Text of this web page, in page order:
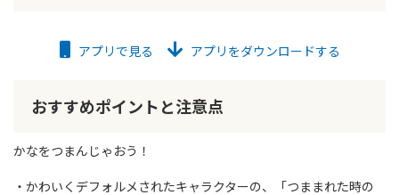
アプリで見る アプリをダウンロードする
おすすめポイントと注意点
かなをつまんじゃおう！
・かわいくデフォルメされたキャラクターの、「つままれた時の